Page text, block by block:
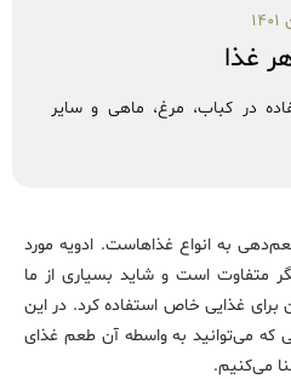
غذا
در کباب، مرغ، ماهی و سایر
به انواع غذاهاست. ادویه مورد
متفاوت است و شاید بسیاری از ما
برای غذایی خاص استفاده کرد. در این
که می‌توانید به واسطه آن طعم غذای
می‌کنیم.